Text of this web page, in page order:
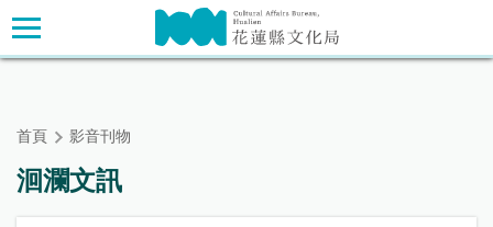
跳
到
主
主要內容區塊
首頁 影音刊物
洄瀾文訊